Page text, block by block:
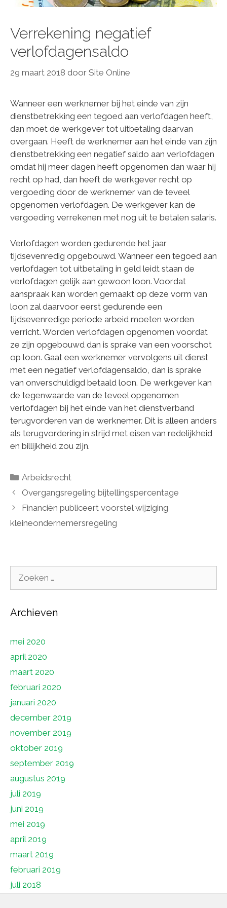
Verrekening negatief
verlofdagensaldo
29 maart 2018 door Site Online
Wanneer een werknemer bij het einde van zijn
dienstbetrekking een tegoed aan verlofdagen heeft,
dan moet de werkgever tot uitbetaling daarvan
overgaan. Heeft de werknemer aan het einde van zijn
dienstbetrekking een negatief saldo aan verlofdagen
omdat hij meer dagen heeft opgenomen dan waar hij
recht op had, dan heeft de werkgever recht op
vergoeding door de werknemer van de teveel
opgenomen verlofdagen. De werkgever kan de
vergoeding verrekenen met nog uit te betalen salaris.
Verlofdagen worden gedurende het jaar
tijdsevenredig opgebouwd. Wanneer een tegoed aan
verlofdagen tot uitbetaling in geld leidt staan de
verlofdagen gelijk aan gewoon loon. Voordat
aanspraak kan worden gemaakt op deze vorm van
loon zal daarvoor eerst gedurende een
tijdsevenredige periode arbeid moeten worden
verricht. Worden verlofdagen opgenomen voordat
ze zijn opgebouwd dan is sprake van een voorschot
op loon. Gaat een werknemer vervolgens uit dienst
met een negatief verlofdagensaldo, dan is sprake
van onverschuldigd betaald loon. De werkgever kan
de tegenwaarde van de teveel opgenomen
verlofdagen bij het einde van het dienstverband
terugvorderen van de werknemer. Dit is alleen anders
als terugvordering in strijd met eisen van redelijkheid
en billijkheid zou zijn.
Categorieën
Arbeidsrecht
Overgangsregeling bijtellingspercentage
Financiën publiceert voorstel wijziging
kleineondernemersregeling
naar:
Archieven
mei 2020
april 2020
maart 2020
februari 2020
januari 2020
december 2019
november 2019
oktober 2019
september 2019
augustus 2019
juli 2019
juni 2019
mei 2019
april 2019
maart 2019
februari 2019
juli 2018